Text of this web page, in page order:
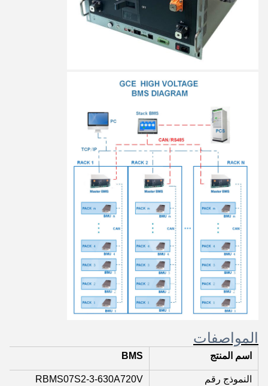
المواصفات
اسم المنتج BMS
النموذج رقم RBMS07S2-3-630A720V